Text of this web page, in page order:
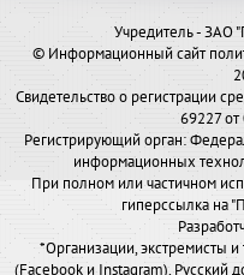
Учредитель - ЗАО
© Информационный сайт
Свидетельство о регистрации
69227 от
Регистрирующий орган:
информационных
При полном или частичном
гиперссылка на
*Организации, экстремисты
(Facebook и Instagram), Русский